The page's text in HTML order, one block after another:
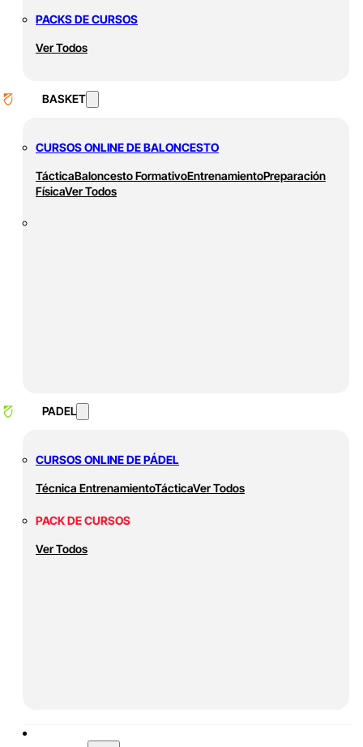
PACKS DE CURSOS
Ver Todos
BASKET
CURSOS ONLINE DE BALONCESTO
TácticaBaloncesto FormativoEntrenamientoPreparación
FísicaVer Todos
PADEL
CURSOS ONLINE DE PÁDEL
Técnica EntrenamientoTácticaVer Todos
PACK DE CURSOS
Ver Todos